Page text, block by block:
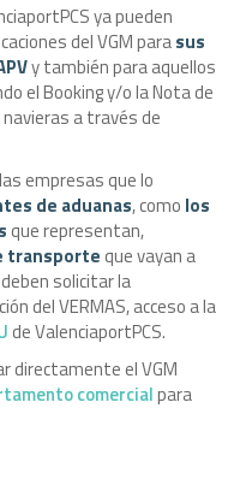
ya pueden
del VGM parasus
y también para aquellos
el Booking y/o la Nota de
a través de
empresas que lo
de aduanas, como los
que representan,
transporteque vayan a
solicitar la
del VERMAS, acceso a la
de ValenciaportPCS.
directamente el VGM
comercialpara